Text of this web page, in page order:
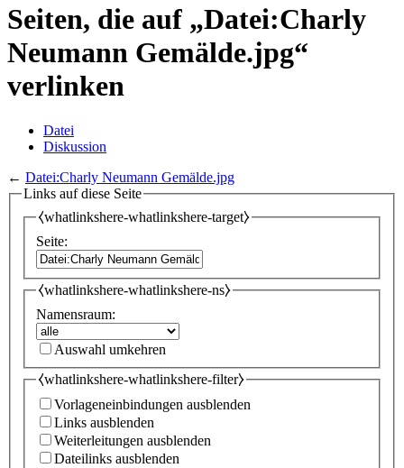
Seiten, die auf „Datei:Charly
Neumann Gemälde.jpg“
verlinken
Datei
Diskussion
← Datei:Charly Neumann Gemälde.jpg
Links auf diese Seite
⧼whatlinkshere-whatlinkshere-target⧽
Seite:
⧼whatlinkshere-whatlinkshere-ns⧽
Namensraum:
Auswahl umkehren
⧼whatlinkshere-whatlinkshere-filter⧽
Vorlageneinbindungen ausblenden
Links ausblenden
Weiterleitungen ausblenden
Dateilinks ausblenden